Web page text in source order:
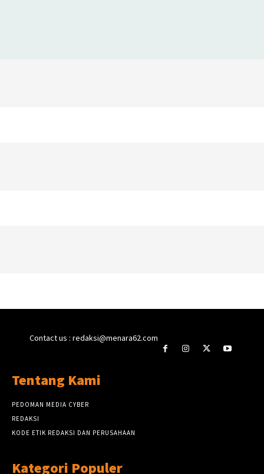
Contact us : redaksi@menara62.com
Tentang Kami
PEDOMAN MEDIA CYBER
REDAKSI
KODE ETIK REDAKSI DAN PERUSAHAAN
Kategori Populer